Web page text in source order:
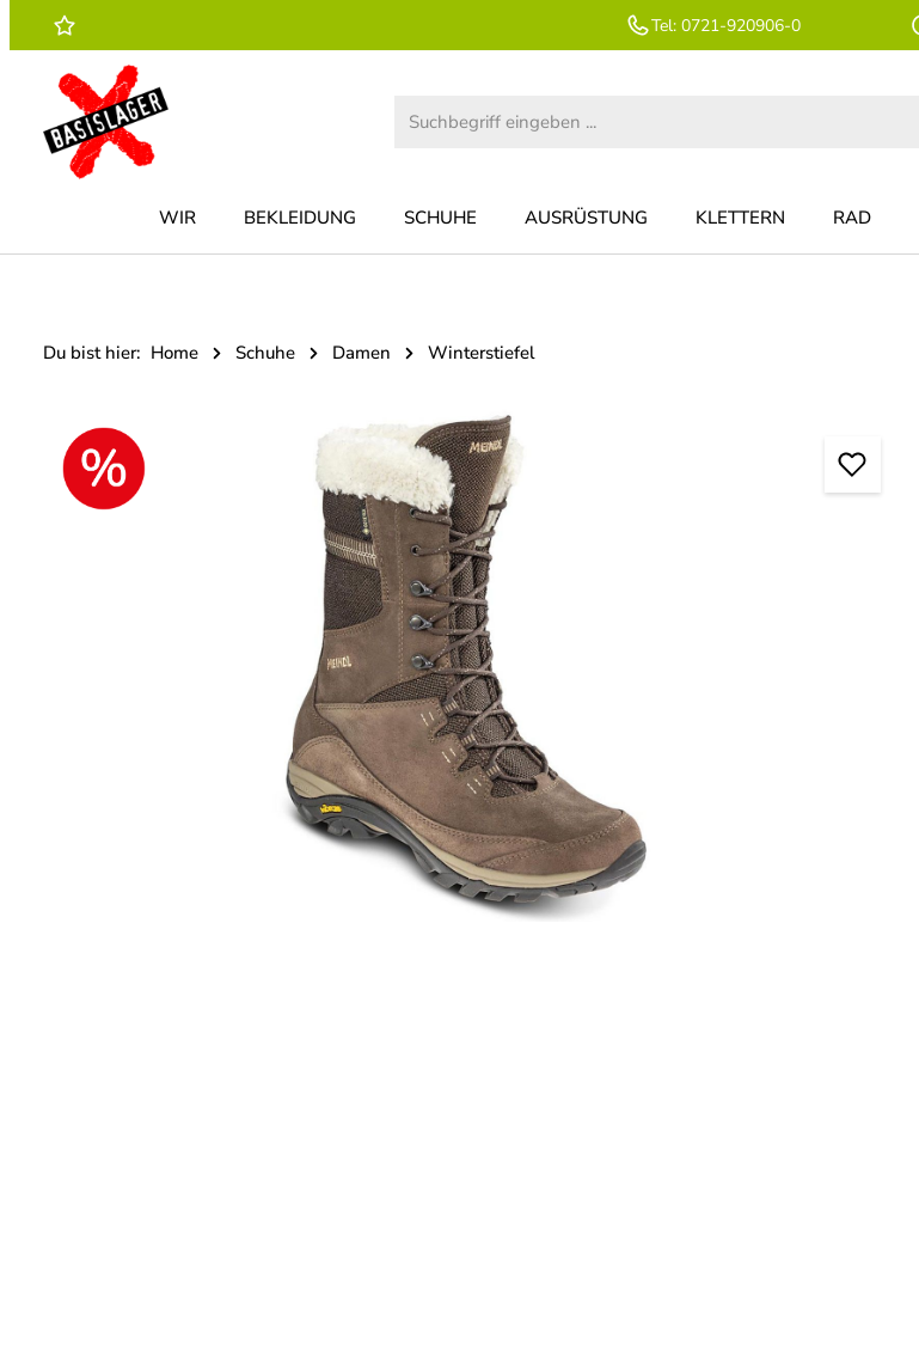
Hauptinhalt springen
Zur Suche springen
Zur Hauptnavigation springen Tel: 0721-920906-0
WIR BEKLEIDUNG SCHUHE AUSRÜSTUNG KLETTERN RAD
Du bist hier: Home Schuhe Damen Winterstiefel